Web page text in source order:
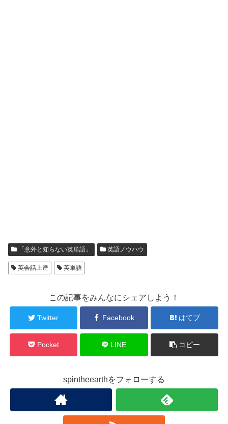
「意外と知らない英単語」 英語ノウハウ
英会話上達 英単語
この記事をみんなにシェアしよう！
Twitter Facebook はてブ
Pocket LINE コピー
spintheearthをフォローする